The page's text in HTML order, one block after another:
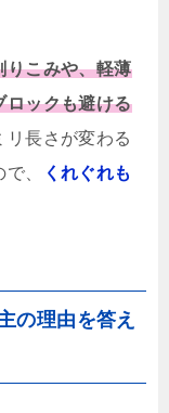
りこみや、軽薄
ロックも避ける
長さが変わる
、
くれぐれも
の理由を答え